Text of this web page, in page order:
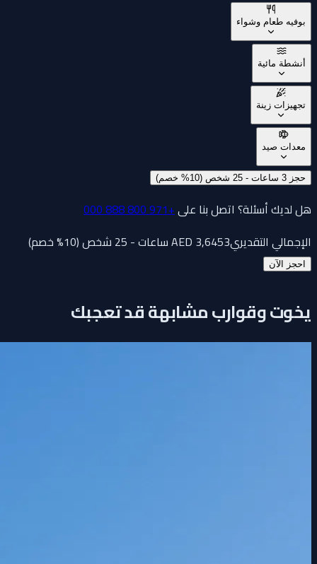
بوفيه طعام وشواء
أنشطة مائية
تجهيزات زينة
معدات صيد
حجز 3 ساعات - 25 شخص (10% خصم)
هل لديك أسئلة؟ اتصل بنا على +971 800 888 000
الإجمالي التقديري
AED3,6453 ساعات - 25 شخص (10% خصم)
احجز الآن
يخوت وقوارب مشابهة قد تعجبك